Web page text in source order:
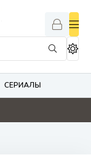
СЕРИАЛЫ
0